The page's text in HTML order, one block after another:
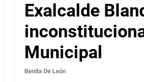
Exalcalde
Municipal
Benita De León